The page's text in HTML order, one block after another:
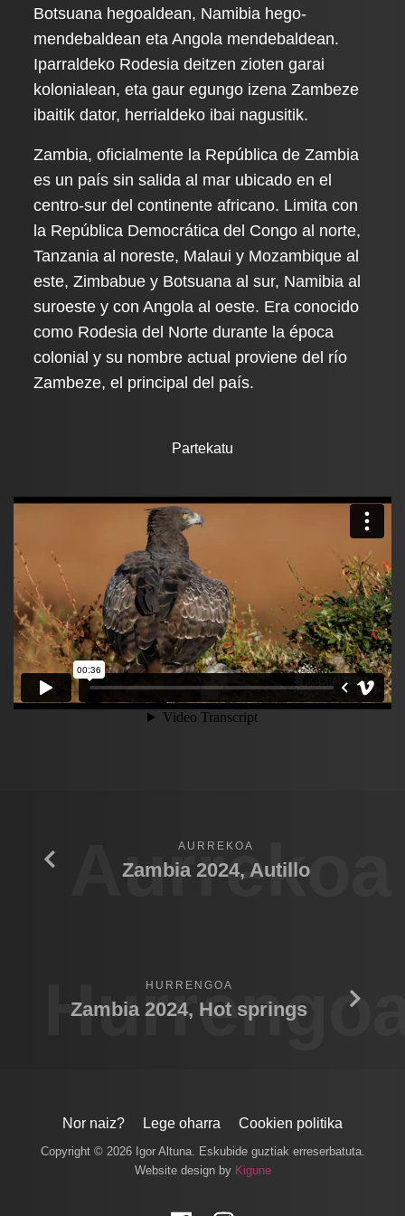
Botsuana hegoaldean, Namibia hego-
mendebaldean eta Angola mendebaldean.
Iparraldeko Rodesia deitzen zioten garai
kolonialean, eta gaur egungo izena Zambeze
ibaitik dator, herrialdeko ibai nagusitik.
Zambia, oficialmente la República de Zambia
es un país sin salida al mar ubicado en el
centro-sur del continente africano. Limita con
la República Democrática del Congo al norte,
Tanzania al noreste, Malaui y Mozambique al
este, Zimbabue y Botsuana al sur, Namibia al
suroeste y con Angola al oeste. Era conocido
como Rodesia del Norte durante la época
colonial y su nombre actual proviene del río
Zambeze, el principal del país.
Partekatu
Aurrekoa
AURREKOA
Zambia 2024, Autillo
HURRENGOA
Zambia 2024, Hot springs
Nor naiz? Lege oharra Cookien politika
Copyright © 2026 Igor Altuna. Eskubide guztiak erreserbatuta.
Website design by Kigune